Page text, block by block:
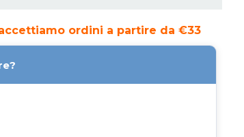
ordini a partire da €33